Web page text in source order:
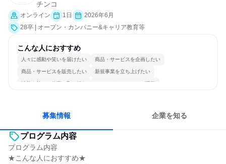
チンコ
オンライン 1日
2026年6月
28卒 | オープン・カンパニー&キャリア教育等
こんな人におすすめ
人々に感動や笑いを届けたい 商品・サービスを企画したい
商品・サービスを販売したい 新規事業を立ち上げたい
情熱を持って仕事に取り組む コミュニケーションが活発
募集情報 企業を知る
プログラム内容
プログラム内容
★こんな人におすすめ★